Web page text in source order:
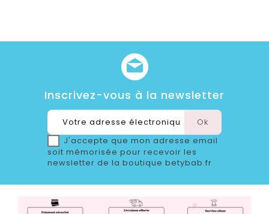
Inscrivez-vous à la newsletter
J'accepte que mon adresse email
soit mémorisée pour recevoir les
newsletter de la boutique betybab.fr